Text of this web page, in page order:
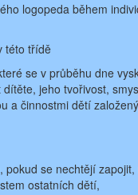
logopeda během
této třídě
se v průběhu dne
jeho tvořivost,
a činnostmi dětí
se nechtějí
ostatních dětí,